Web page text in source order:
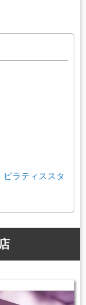
ラティススタ